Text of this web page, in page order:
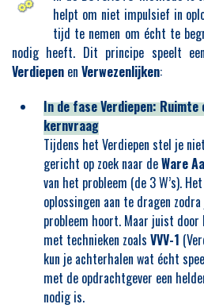
helpt om niet impulsief in
tijd te nemen om écht te
nodig heeft. Dit principe speelt
Verdiepen en Verwezenlijken:
In de fase Verdiepen:
kernvraag
Tijdens het Verdiepen stel je
gericht op zoek naar deWare
van het probleem (de 3 W’s).
oplossingen aan te dragen
probleem hoort. Maar juist
met technieken zoals VVV-1
kun je achterhalen wat écht
met de opdrachtgever een
nodig is.